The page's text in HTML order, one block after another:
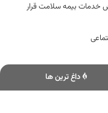
خدمات بیمه سلامت قرار
داغ ترین ها